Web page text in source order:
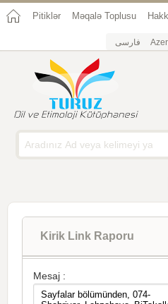
Pitiklər Məqalə Toplusu
فارسی
Kirik Link Raporu
Mesaj :